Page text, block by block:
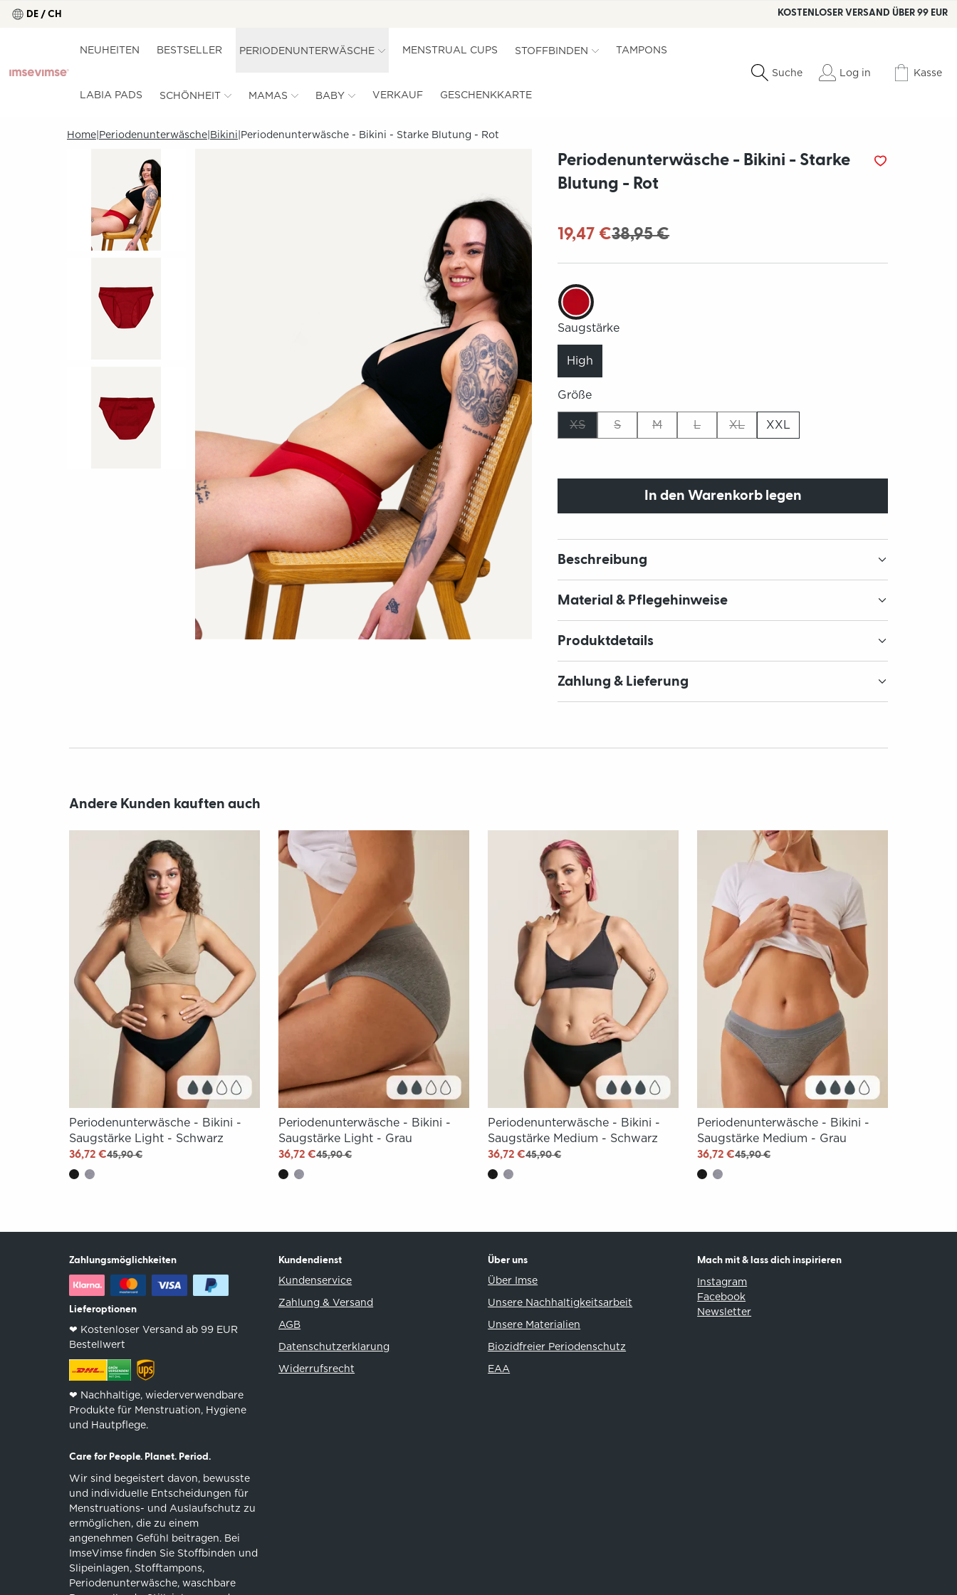
DE / CH KOSTENLOSER VERSAND ÜBER 99 EUR
NEUHEITEN BESTSELLER PERIODENUNTERWÄSCHE MENSTRUAL CUPS STOFFBINDEN TAMPONS
LABIA PADS SCHÖNHEIT MAMAS BABY VERKAUF GESCHENKKARTE
Suche Log in Kasse
Home Periodenunterwäsche Bikini Periodenunterwäsche - Bikini - Starke Blutung - Rot
Periodenunterwäsche - Bikini - Starke
Blutung - Rot
19,47 €38,95 €
Saugstärke
High
Größe
XS S M L XL XXL
In den Warenkorb legen
Beschreibung
Material & Pflegehinweise
Produktdetails
Zahlung & Lieferung
Andere Kunden kauften auch
Periodenunterwäsche - Bikini -
Saugstärke Light - Schwarz
36,72 €45,90 €
Periodenunterwäsche - Bikini -
Saugstärke Light - Grau
36,72 €45,90 €
Periodenunterwäsche - Bikini -
Saugstärke Medium - Schwarz
36,72 €45,90 €
Periodenunterwäsche - Bikini -
Saugstärke Medium - Grau
36,72 €45,90 €
Zahlungsmöglichkeiten
Lieferoptionen
❤︎ Kostenloser Versand ab 99 EUR
Bestellwert
❤︎ Nachhaltige, wiederverwendbare
Produkte für Menstruation, Hygiene
und Hautpflege.
Kundendienst
Kundenservice
Zahlung & Versand
AGB
Datenschutzerklarung
Widerrufsrecht
Über uns
Über Imse
Unsere Nachhaltigkeitsarbeit
Unsere Materialien
Biozidfreier Periodenschutz
EAA
Mach mit & lass dich inspirieren
Instagram
Facebook
Newsletter
Care for People. Planet. Period.
Wir sind begeistert davon, bewusste
und individuelle Entscheidungen für
Menstruations- und Auslaufschutz zu
ermöglichen, die zu einem
angenehmen Gefühl beitragen. Bei
ImseVimse finden Sie Stoffbinden und
Slipeinlagen, Stofftampons,
Periodenunterwäsche, waschbare